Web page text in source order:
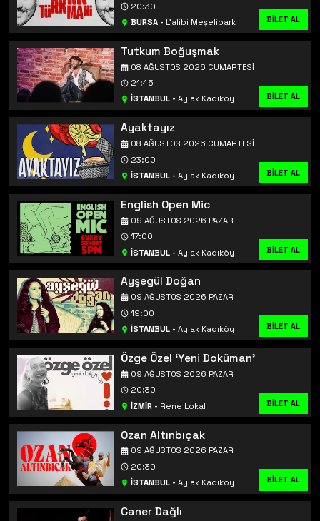
BURSA- L’alibi Meşelipark
20:30
BİLET AL
Tutkum Boğuşmak
İSTANBUL- Aylak Kadıköy
08 AĞUSTOS 2026 CUMARTESI
21:45
BİLET AL
Ayaktayız
İSTANBUL- Aylak Kadıköy
08 AĞUSTOS 2026 CUMARTESI
23:00
BİLET AL
English Open Mic
İSTANBUL- Aylak Kadıköy
09 AĞUSTOS 2026 PAZAR
17:00
BİLET AL
Ayşegül Doğan
İSTANBUL- Aylak Kadıköy
09 AĞUSTOS 2026 PAZAR
19:00
BİLET AL
Özge Özel ‘Yeni Doküman’
İZMİR- Rene Lokal
09 AĞUSTOS 2026 PAZAR
20:30
BİLET AL
Ozan Altınbıçak
İSTANBUL- Aylak Kadıköy
09 AĞUSTOS 2026 PAZAR
20:30
BİLET AL
Caner Dağlı